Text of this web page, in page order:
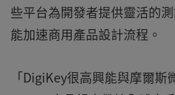
些平台為開發者提供靈活的
能加速商用產品設計流程。
「DigiKey很高興能與摩爾